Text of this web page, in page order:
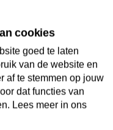
Hotel
cookies
goed te laten
van de website en
af te stemmen op jouw
dat functies van
Lees meer in ons